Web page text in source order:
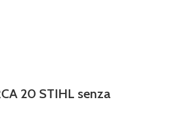
20 STIHL senza